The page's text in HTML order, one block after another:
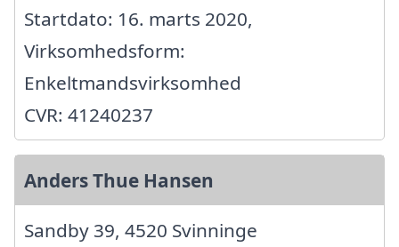
Startdato: 16. marts 2020,
Virksomhedsform:
Enkeltmandsvirksomhed
CVR: 41240237
Anders Thue Hansen
Sandby 39, 4520 Svinninge